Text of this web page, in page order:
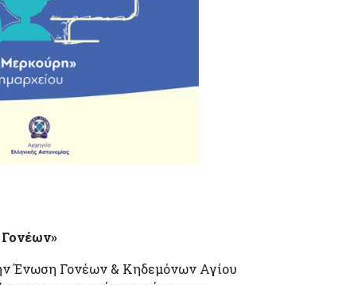
Γονέων»
Ένωση Γονέων & Κηδεμόνων Αγίου